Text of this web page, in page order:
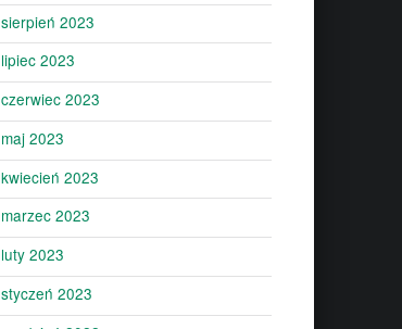
sierpień 2023
lipiec 2023
czerwiec 2023
maj 2023
kwiecień 2023
marzec 2023
luty 2023
styczeń 2023